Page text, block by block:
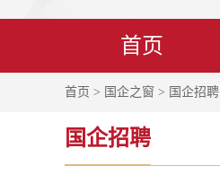
首页
首页 > 国企之窗 > 国企招聘
国企招聘